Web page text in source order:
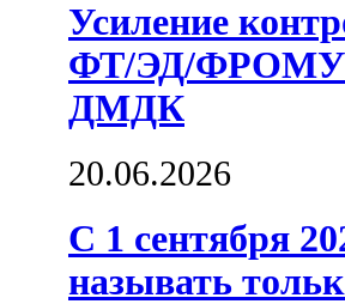
Усиление
ФТ/ЭД/ФРОМУ
ДМДК
20.06.2026
С 1 сентября
называть